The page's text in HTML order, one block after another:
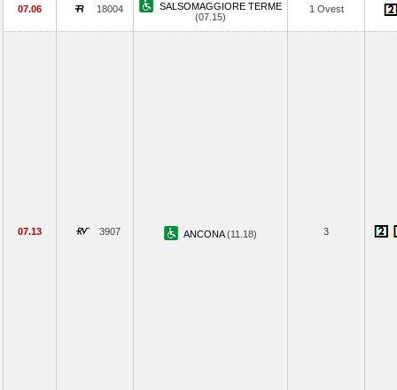
07.06 18004
SALSOMAGGIORE TERME
(07.15)
1 Ovest
07.13 3907 ANCONA(11.18) 3